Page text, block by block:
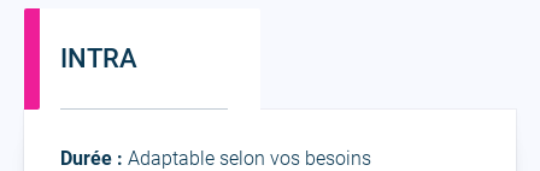
INTRA
IntraDurée : Adaptable selon vos besoins